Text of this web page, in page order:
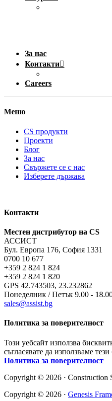
За нас
Контакти
Careers
Меню
CS продукти
Проекти
Блог
За нас
Свържете се с нас
Изберете държава
Контакти
Местен дистрибутор на CS
АССИСТ
Бул. Европа 176, София 1331
0700 10 677
+359 2 824 1 824
+359 2 824 1 820
GPS 42.743503, 23.232862
Понеделник / Петък 9.00 -
sales@assist.bg
Политика за поверителност
Този уебсайт използва
съгласявате да използваме
Политика за поверителност
Copyright © 2026 · Construction
Copyright © 2026 · Genesis